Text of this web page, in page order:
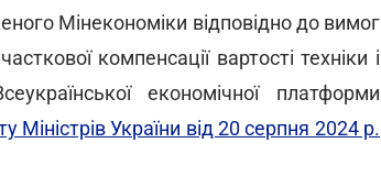
Мінекономіки відповідно до вимог
компенсації вартості техніки і
економічної платформи
Міністрів України від 20 серпня 2024 р.